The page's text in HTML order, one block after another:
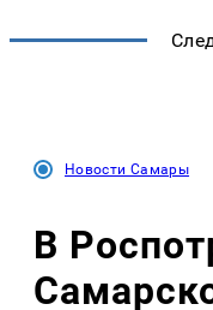
Новости Самары
В